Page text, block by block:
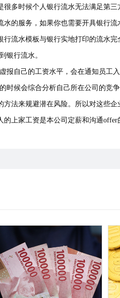
多时候个人银行流水无法满足第
水的服务，如果你也需要开具银行
行流水模板与银行实地打印的流水
银行流水。
报自己的工资水平，会在通知员工
时候会综合分析自己所在公司的竞
法来规避潜在风险。所以对这些
上家工资是本公司定薪和沟通offer